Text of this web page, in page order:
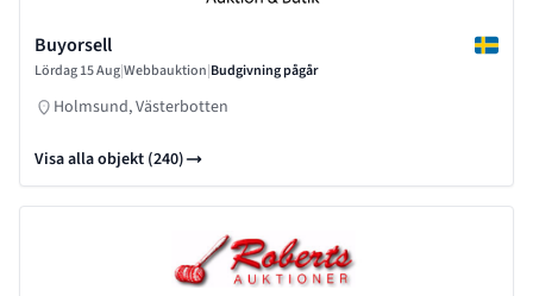
Buyorsell
Lördag 15 Aug|Webbauktion|Budgivning pågår
Holmsund, Västerbotten
Visa alla objekt (240)